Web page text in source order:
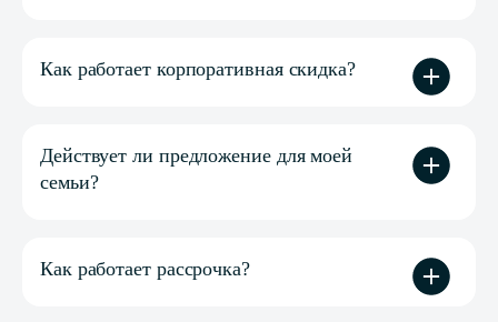
Как работает корпоративная скидка?
Действует ли предложение для моей
семьи?
Как работает рассрочка?